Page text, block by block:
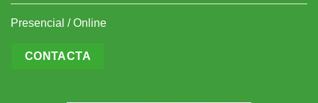
Presencial / Online
CONTACTA